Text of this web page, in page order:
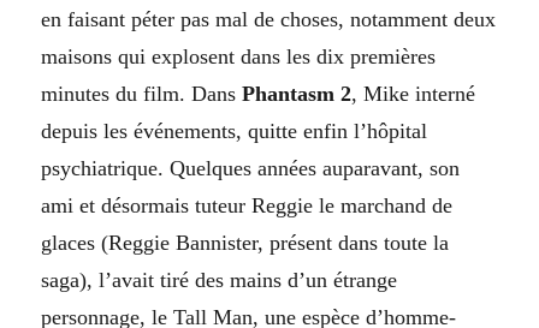
en faisant péter pas mal de choses, notamment deux
maisons qui explosent dans les dix premières
minutes du film. DansPhantasm 2, Mike interné
depuis les événements, quitte enfin l’hôpital
psychiatrique. Quelques années auparavant, son
ami et désormais tuteur Reggie le marchand de
glaces (Reggie Bannister, présent dans toute la
saga), l’avait tiré des mains d’un étrange
personnage, le Tall Man, une espèce d’homme-